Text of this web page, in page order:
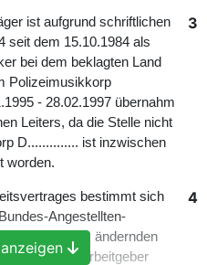
3
ist aufgrund schriftlichen
seit dem 15.10.1984 als
bei dem beklagten Land
Polizeimusikkorp
- 28.02.1997 übernahm
Leiters, da die Stelle nicht
D.............. ist inzwischen
worden.
4
bestimmt sich
Angestellten-
ergänzenden, ändernden
der für den Arbeitgeber